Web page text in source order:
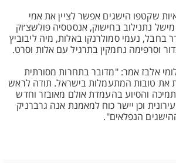
שקטפו הישגים אפשר לציין את אמי
נתנילוב בחישוק, אנסטסיה פולשצ׳וק
בחבל, נעמי סמולרנקו באלות, מיה ליבוביץ
וסרפימה נחמקין בתרגיל עם אלות וסרט.
אלבז אמר: "מדובר בתחרות מסורתית
את טובות המתעמלות בישראל. תודה לראש
והסיוע בהעמדת אולם מאובזר וחדש
וכן יישר כוח למאמנת אנה גרברניק
הנפלאים".